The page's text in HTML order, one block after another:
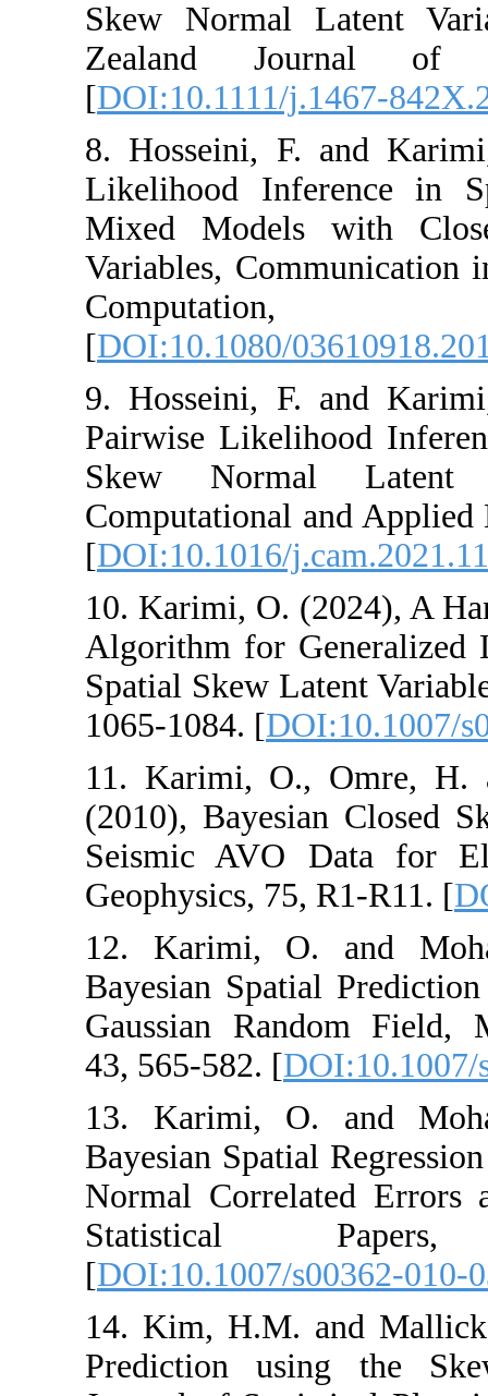
Skew Normal
Zealand
[DOI:10.1111/
8. Hosseini, F.
Likelihood
Mixed Models
Variables,
[DOI:10.1080/
9. Hosseini, F.
Pairwise
Skew
Computational
[DOI:10.1016/
10. Karimi, O.
Algorithm for
Spatial Skew
1065-1084. [
11. Karimi, O.,
(2010),
Seismic AVO
Geophysics, 75,
12. Karimi, O.
Bayesian
Gaussian
43, 565-582. [
13. Karimi, O.
Bayesian Spatial
Normal
Statistical
[DOI:10.1007/
14. Kim, H.M.
Prediction